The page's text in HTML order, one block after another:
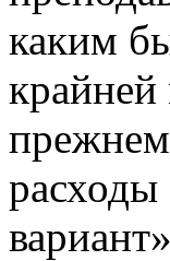
каким
крайней